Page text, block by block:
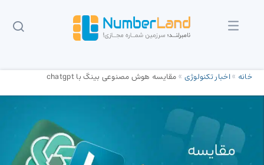
خانه »اخبار تکنولوژی »مقایسه هوش مصنوعی بینگ با chatgpt